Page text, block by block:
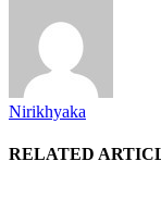
Nirikhyaka
RELATED